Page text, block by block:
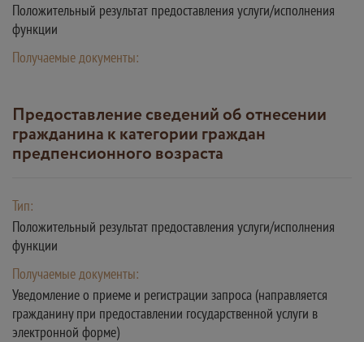
Положительный результат предоставления услуги/исполнения
функции
Получаемые документы:
Предоставление сведений об отнесении
гражданина к категории граждан
предпенсионного возраста
Тип:
Положительный результат предоставления услуги/исполнения
функции
Получаемые документы:
Уведомление о приеме и регистрации запроса (направляется
гражданину при предоставлении государственной услуги в
электронной форме)